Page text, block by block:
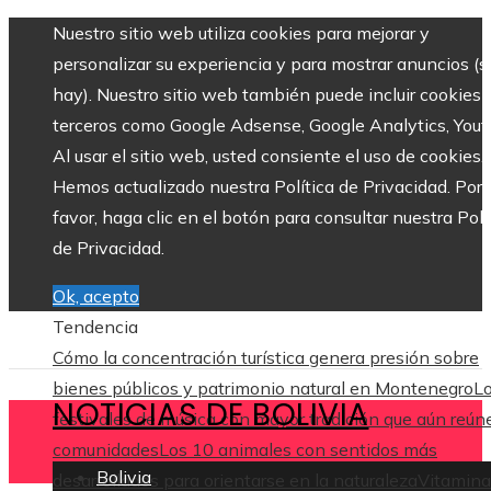
Nuestro sitio web utiliza cookies para mejorar y
personalizar su experiencia y para mostrar anuncios
hay). Nuestro sitio web también puede incluir cookies
terceros como Google Adsense, Google Analytics,
Al usar el sitio web, usted consiente el uso de cookies.
Hemos actualizado nuestra Política de Privacidad. Por
favor, haga clic en el botón para consultar nuestra
de Privacidad.
Ok, acepto
Tendencia
Cómo la concentración turística genera presión sobre
bienes públicos y patrimonio natural en Montenegro
festivales de música con mayor tradición que aún
comunidadesLos 10 animales con sentidos más
desarrollados para orientarse en la naturaleza
NOTICIAS DE BOLIVIA
Bolivia